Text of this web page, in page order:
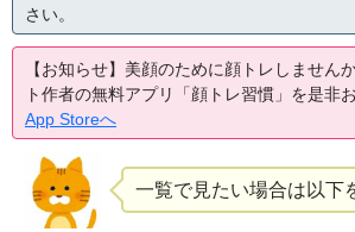
さい。
【お知らせ】美顔のために顔トレしません
ト作者の無料アプリ「顔トレ習慣」を是非
App Storeへ
一覧で見たい場合は以下